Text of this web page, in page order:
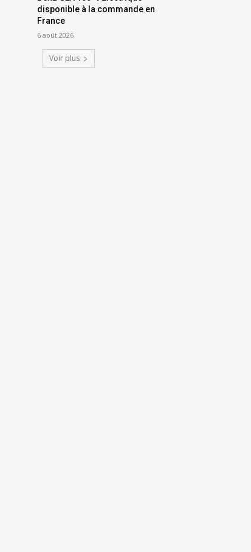
disponible à la commande en
France
6 août 2026
Voir plus